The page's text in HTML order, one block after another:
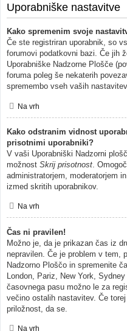
Uporabniške nastavitve
Kako spremenim svoje
Če ste registriran uporabnik, so
forumovi podatkovni bazi. Če jih
Uporabniške Nadzorne Plošče
foruma poleg še nekaterih
spremembo vseh vaših nastavitev.
Na vrh
Kako odstranim vidnost
prisotnimi uporabniki?
V vaši Uporabniški Nadzorni
možnost Skrij prisotnost .
administratorjem, moderatorjem
izmed skritih uporabnikov.
Na vrh
Čas ni pravilen!
Možno je, da je prikazan čas iz
nepravilen. Če je problem v tem,
Nadzorno Ploščo in spremenite
London, Pariz, New York,
časovnega pasu možno le za
večino ostalih nastavitev. Če
priložnost, da se.
Na vrh